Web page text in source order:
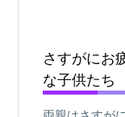
さすがにお
な子供たち